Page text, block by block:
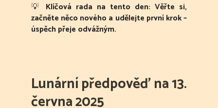
💡 Klíčová rada na tento den: Věřte si,
začněte něco nového a udělejte první krok –
úspěch přeje odvážným.
Lunární předpověď na 13.
června 2025